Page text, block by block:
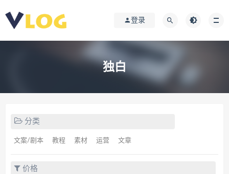
登录
独白
分类
文案/剧本 教程 素材 运营 文章
价格